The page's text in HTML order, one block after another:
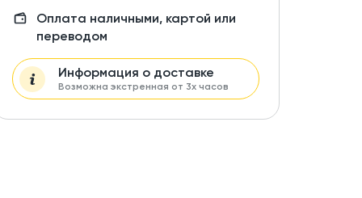
Оплата наличными, картой или
переводом
Информация о доставке
Возможна экстренная от 3х часов